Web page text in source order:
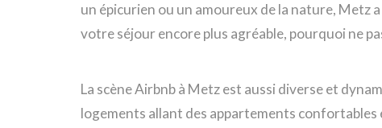
un épicurien ou un amoureux de la nature, Metz
votre séjour encore plus agréable, pourquoi ne
La scène Airbnb à Metz est aussi diverse et
logements allant des appartements